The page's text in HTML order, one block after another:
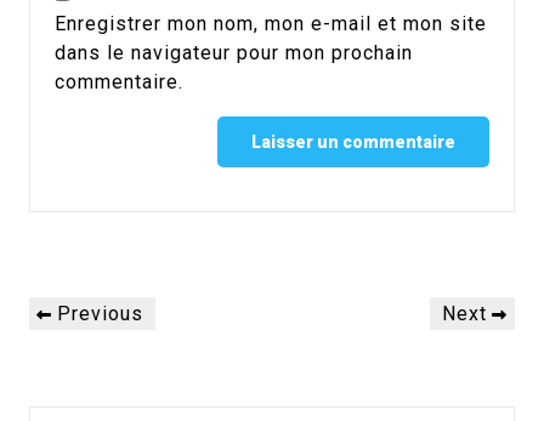
Enregistrer mon nom, mon e-mail et mon site
dans le navigateur pour mon prochain
commentaire.
Navigation
dePrevious
Previous
Next
Next